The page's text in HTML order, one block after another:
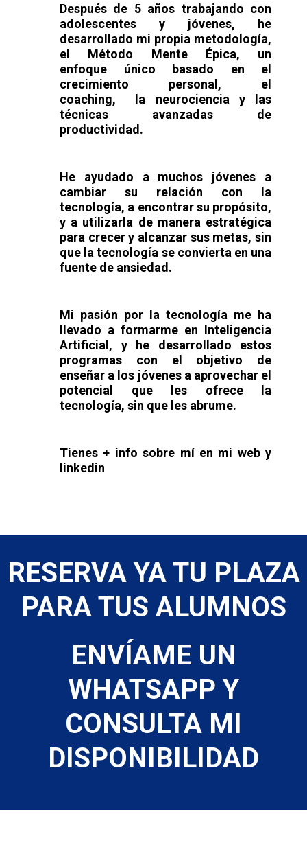
Después de 5 años trabajando con
adolescentes y jóvenes, he
desarrollado mi propia metodología,
el Método Mente Épica, un
enfoque único basado en el
crecimiento personal, el
coaching,
la neurociencia y las
técnicas avanzadas de
productividad.
He ayudado a muchos jóvenes a
cambiar su relación con la
tecnología, a encontrar su propósito,
y a utilizarla de manera estratégica
para crecer y alcanzar sus metas, sin
que la tecnología se convierta en una
fuente de ansiedad.
Mi pasión por la tecnología me ha
llevado a formarme en Inteligencia
Artificial, y he desarrollado estos
programas con el objetivo de
enseñar a los jóvenes a aprovechar el
potencial que les ofrece la
tecnología, sin que les abrume.
Tienes + info sobre mí en mi web y
linkedin
RESERVA YA TU PLAZA
PARA TUS ALUMNOS
ENVÍAME UN
WHATSAPP Y
CONSULTA MI
DISPONIBILIDAD